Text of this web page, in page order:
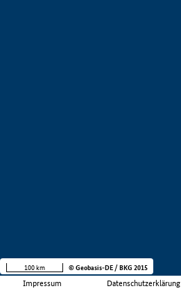
Impressum Datenschutzerklärung
100 km © Geobasis-DE / BKG 2015